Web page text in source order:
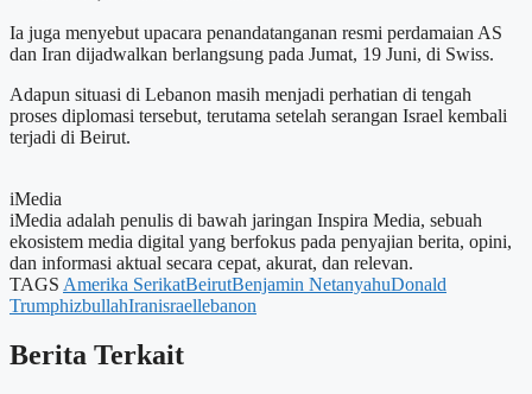
Ia juga menyebut upacara penandatanganan resmi perdamaian AS
dan Iran dijadwalkan berlangsung pada Jumat, 19 Juni, di Swiss.
Adapun situasi di Lebanon masih menjadi perhatian di tengah
proses diplomasi tersebut, terutama setelah serangan Israel kembali
terjadi di Beirut.
iMedia
iMedia adalah penulis di bawah jaringan Inspira Media, sebuah
ekosistem media digital yang berfokus pada penyajian berita, opini,
dan informasi aktual secara cepat, akurat, dan relevan.
TAGS Amerika SerikatBeirutBenjamin NetanyahuDonald
TrumphizbullahIranisraellebanon
Berita Terkait